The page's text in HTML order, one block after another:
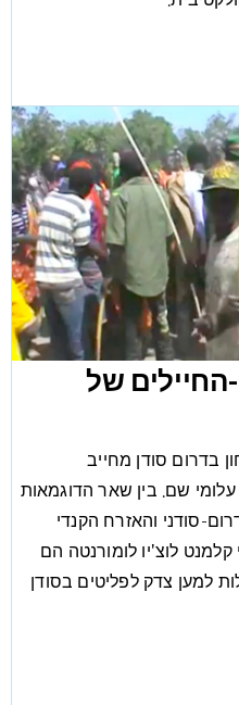
של
בדרום סודן מחייב
שם. בין שאר הדוגמאות
סודני והאזרח הקנדי
קלמנט לוצ'יו לומורנטה הם
למען צדק לפליטים בסודן